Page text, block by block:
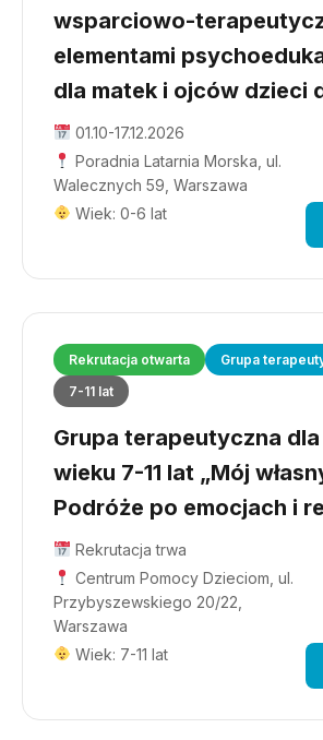
wsparciowo-
elementami
dla matek i ojców dzieci
01.10-17.12.2026
Poradnia Latarnia Morska, ul.
Walecznych 59, Warszawa
Wiek: 0-6 lat
Rekrutacja otwarta
Grupa
7-11 lat
Grupa terapeutyczna
wieku 7-11 lat „Mój
Podróże po emocjach i
Rekrutacja trwa
Centrum Pomocy Dzieciom, ul.
Przybyszewskiego 20/22,
Warszawa
Wiek: 7-11 lat